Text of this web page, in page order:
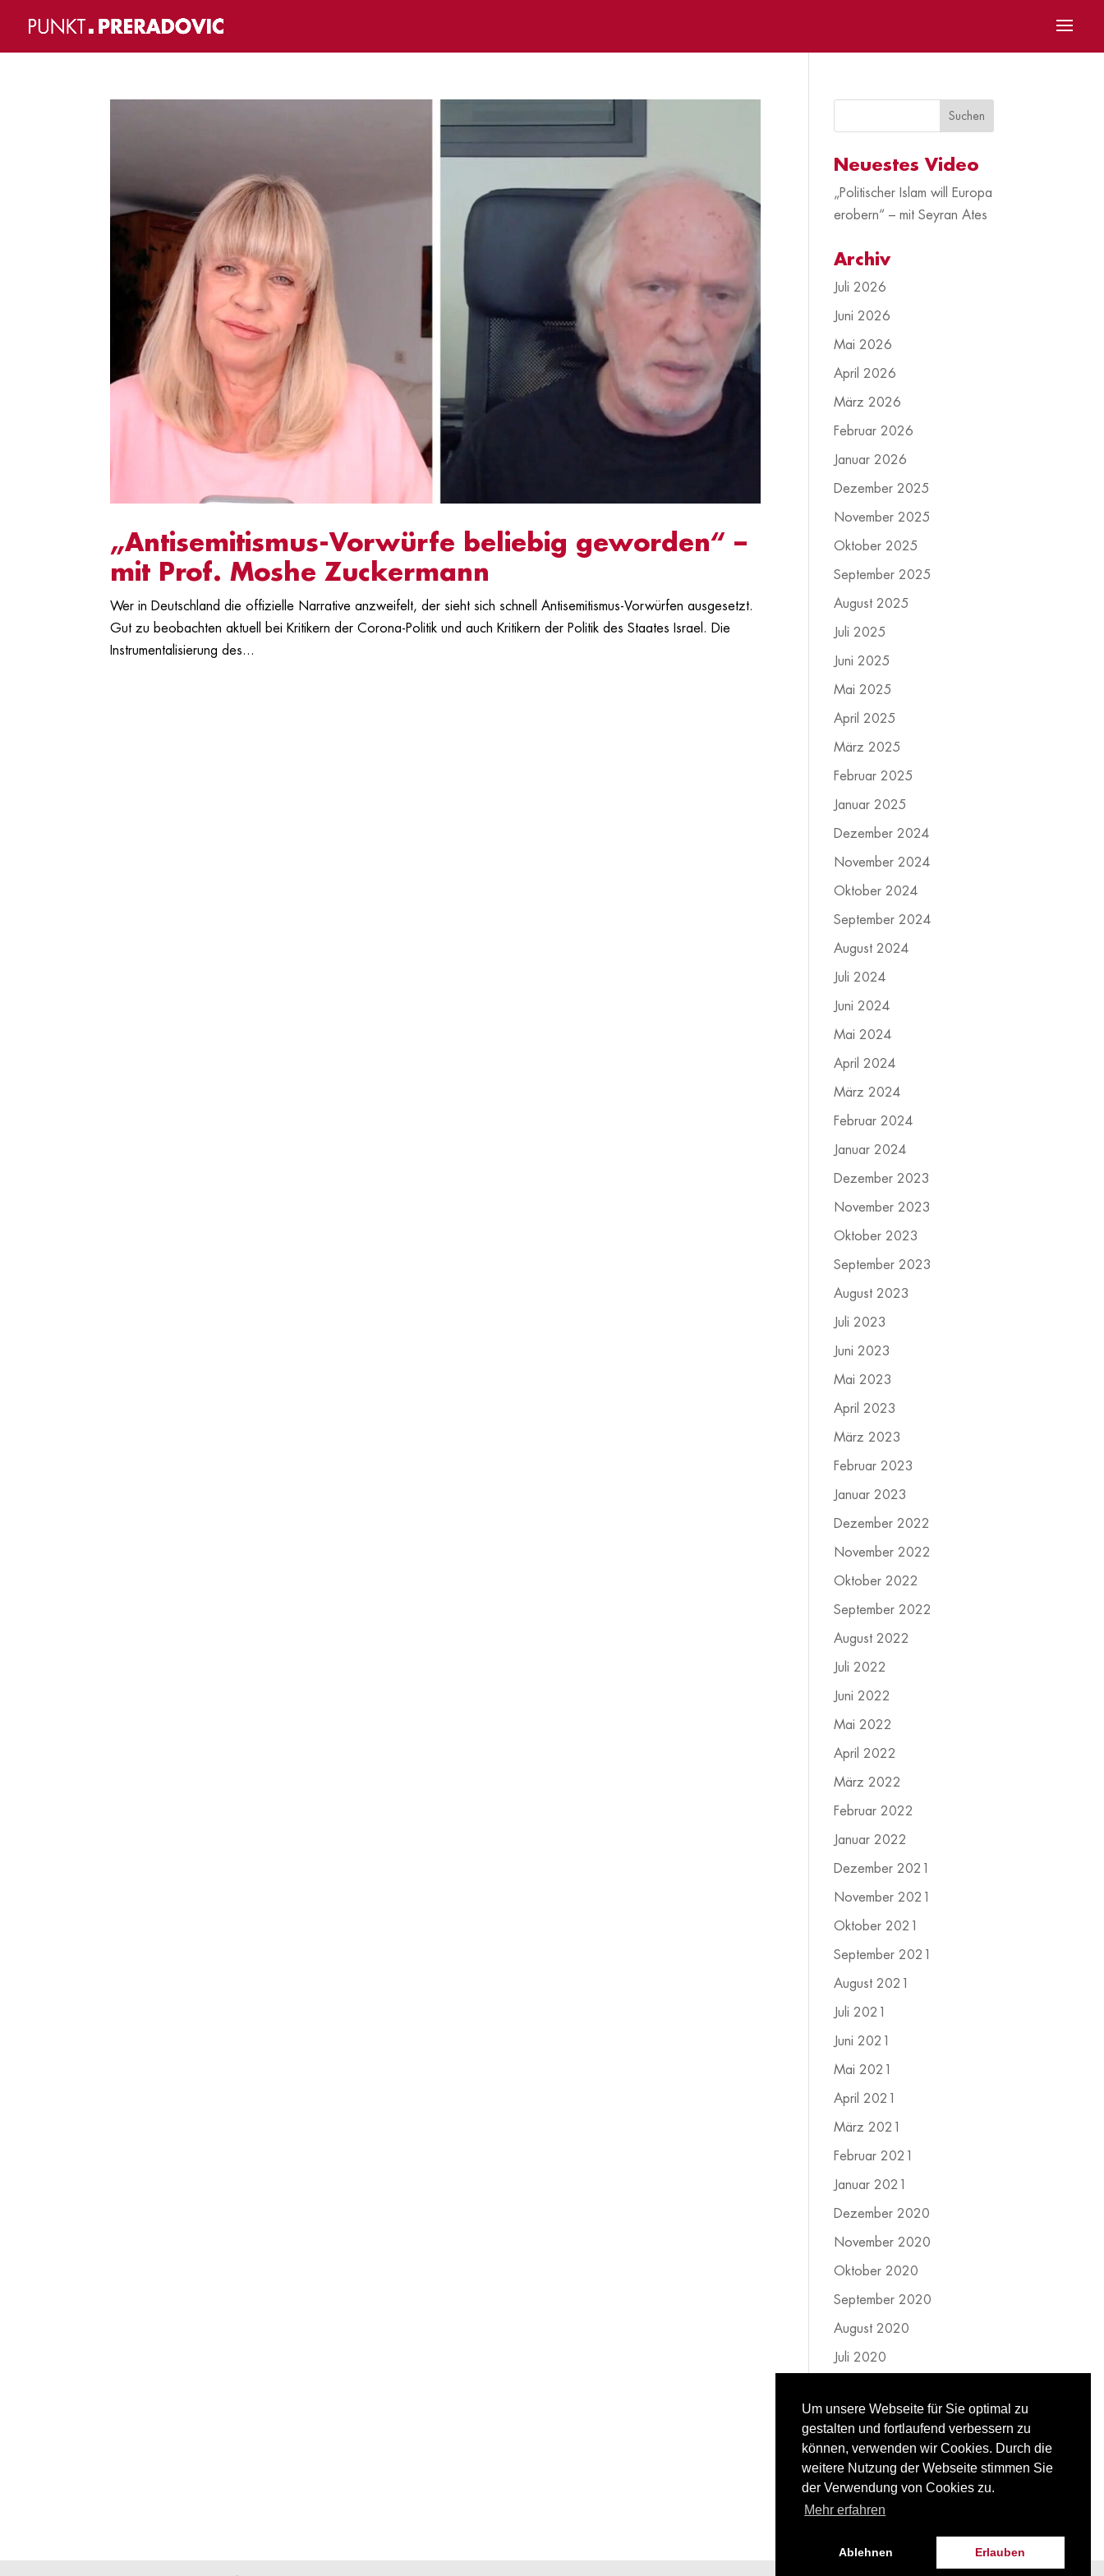
„Antisemitismus-Vorwürfe beliebig geworden“ –
mit Prof. Moshe Zuckermann
Wer in Deutschland die offizielle Narrative anzweifelt, der sieht sich schnell Antisemitismus-Vorwürfen ausgesetzt.
Gut zu beobachten aktuell bei Kritikern der Corona-Politik und auch Kritikern der Politik des Staates Israel. Die
Instrumentalisierung des...
Neuestes Video
„Politischer Islam will Europa
erobern“ – mit Seyran Ates
Archiv
Juli 2026
Juni 2026
Mai 2026
April 2026
März 2026
Februar 2026
Januar 2026
Dezember 2025
November 2025
Oktober 2025
September 2025
August 2025
Juli 2025
Juni 2025
Mai 2025
April 2025
März 2025
Februar 2025
Januar 2025
Dezember 2024
November 2024
Oktober 2024
September 2024
August 2024
Juli 2024
Juni 2024
Mai 2024
April 2024
März 2024
Februar 2024
Januar 2024
Dezember 2023
November 2023
Oktober 2023
September 2023
August 2023
Juli 2023
Juni 2023
Mai 2023
April 2023
März 2023
Februar 2023
Januar 2023
Dezember 2022
November 2022
Oktober 2022
September 2022
August 2022
Juli 2022
Juni 2022
Mai 2022
April 2022
März 2022
Februar 2022
Januar 2022
Dezember 2021
November 2021
Oktober 2021
September 2021
August 2021
Juli 2021
Juni 2021
Mai 2021
April 2021
März 2021
Februar 2021
Januar 2021
Dezember 2020
November 2020
Oktober 2020
September 2020
August 2020
Juli 2020
Mai 2020
April 2020
März 2020
Um unsere Webseite für Sie optimal zu
gestalten und fortlaufend verbessern zu
können, verwenden wir Cookies. Durch die
weitere Nutzung der Webseite stimmen Sie
der Verwendung von Cookies zu.
Mehr erfahren
Ablehnen Erlauben